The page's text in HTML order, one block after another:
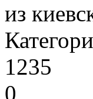
из
1235
0